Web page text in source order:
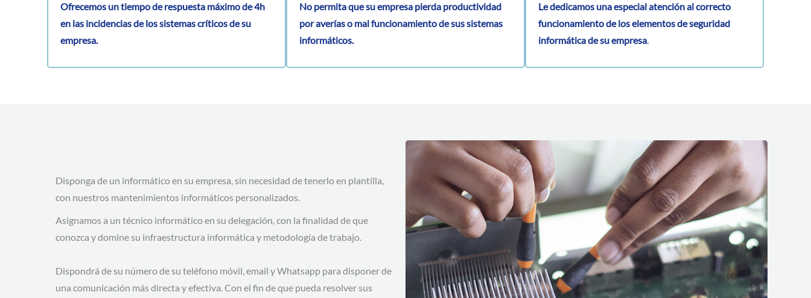
Ofrecemos un tiempo de respuesta máximo de 4h
en las incidencias de los sistemas críticos de su
empresa.
No permita que su empresa pierda productividad
por averías o mal funcionamiento de sus sistemas
informáticos.
Le dedicamos una especial atención al correcto
funcionamiento de los elementos de seguridad
informática de su empresa.
Disponga de un informático en su empresa, sin necesidad de tenerlo en plantilla,
con nuestros mantenimientos informáticos personalizados.
Asignamos a un técnico informático en su delegación, con la finalidad de que
conozca y domine su infraestructura informática y metodología de trabajo.
Dispondrá de su número de su teléfono móvil, email y Whatsapp para disponer de
una comunicación más directa y efectiva. Con el fin de que pueda resolver sus